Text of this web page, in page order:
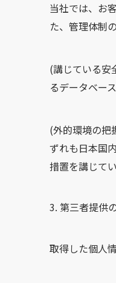
当社では、お
た、管理体制
(講じている安
るデータベー
(外的環境の把
ずれも日本国
措置を講じてい
第三者提供
取得した個人